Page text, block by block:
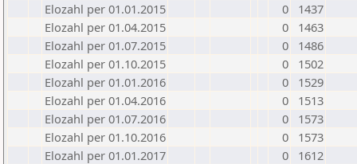
Elozahl per 01.01.2015
0
1437
Elozahl per 01.04.2015
0
1463
Elozahl per 01.07.2015
0
1486
Elozahl per 01.10.2015
0
1502
Elozahl per 01.01.2016
0
1529
Elozahl per 01.04.2016
0
1513
Elozahl per 01.07.2016
0
1573
Elozahl per 01.10.2016
0
1573
Elozahl per 01.01.2017
0
1612